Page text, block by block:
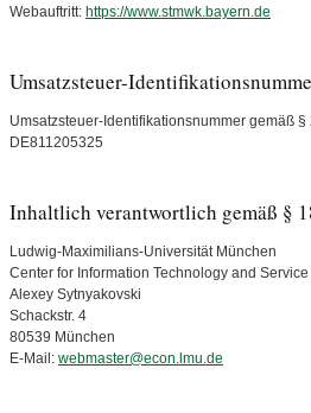
Webauftritt: https://www.stmwk.bayern.de
Umsatzsteuer-
Umsatzsteuer-Identifikationsnummer gemäß
DE811205325
Inhaltlich verantwortlich gemäß §
Ludwig-Maximilians-Universität München
Center for Information Technology and Service
Alexey Sytnyakovski
Schackstr. 4
80539 München
E-Mail: webmaster@econ.lmu.de